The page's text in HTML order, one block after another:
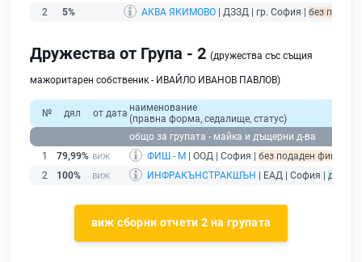
2
5% АКВА ЯКИМОВО | ДЗЗД | гр. София | без
Дружества от Група - 2 (дружества със същия
мажоритарен собственик - ИВАЙЛО ИВАНОВ ПАВЛОВ)
№ дял от дата наименование
(правна форма, седалище, статус)
общо за групата - майка и дъщерни д-ва
1
79,99% ФИШ - М | ООД | София | без подаден
2
100% ИНФРАКЪНСТРАКШЪН | ЕАД | София |
виж сборни отчети 2 на групата